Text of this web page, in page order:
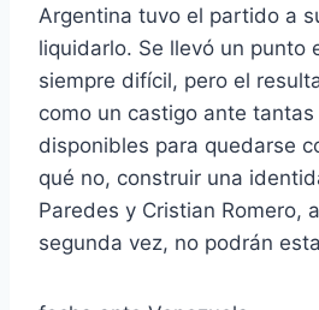
Argentina tuvo el partido a
liquidarlo. Se llevó un punto
siempre difícil, pero el
como un castigo ante tantas
disponibles para quedarse
qué no, construir una
Paredes y Cristian Romero,
segunda vez, no podrán